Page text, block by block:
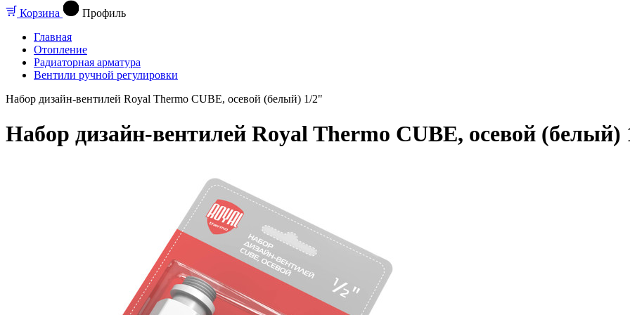
Корзина
Профиль
Главная
Отопление
Радиаторная арматура
Вентили ручной регулировки
Набор дизайн-вентилей Royal Thermo CUBE, осевой (белый) 1/2"
Набор дизайн-вентилей Royal Thermo CUBE, осевой (белый)